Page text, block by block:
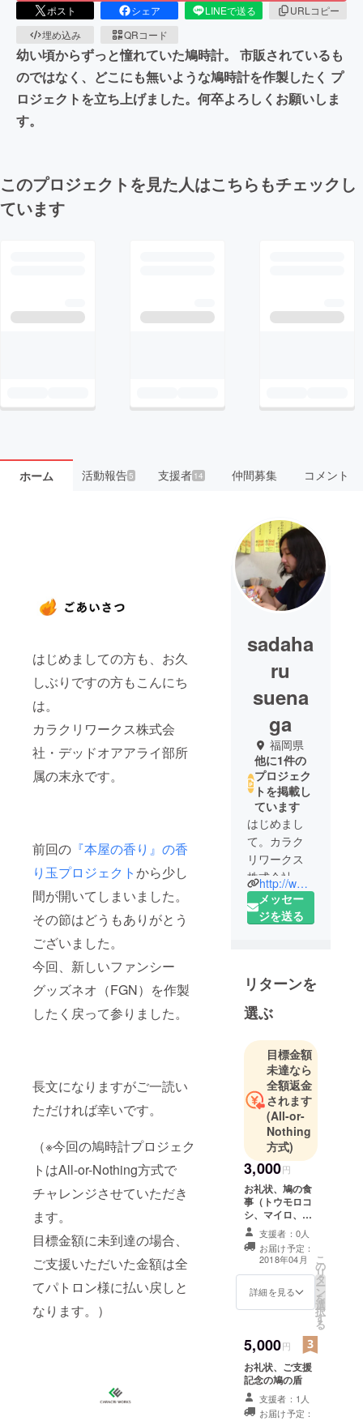
ポスト シェア LINEで送る
URLコピー
埋め込み
QRコード
幼い頃からずっと憧れていた鳩時計。 市販されているも
のではなく、どこにも無いような鳩時計を作製したく プ
ロジェクトを立ち上げました。何卒よろしくお願いしま
す。
このプロジェクトを見た人はこちらもチェックし
ています
ホーム 活動報告5 支援者 14 仲間募集 コメント
はじめましての方も、お久
しぶりですの方もこんにち
は。
カラクリワークス株式会
社・デッドオアアライ部所
属の末永です。
前回の 『本屋の香り』の香
り玉プロジェクトから少し
間が開いてしまいました。
その節はどうもありがとう
ございました。
今回、新しいファンシー
グッズネオ（FGN）を作製
したく戻って参りました。
長文になりますがご一読い
ただければ幸いです。
（※今回の鳩時計プロジェク
トはAll-or-Nothing方式で
チャレンジさせていただき
ます。
目標金額に未到達の場合、
ご支援いただいた金額は全
てパトロン様に払い戻しと
なります。）
sadaha
ru
suena
ga
福岡県
他に1件の
プロジェク
トを掲載し
ています
はじめまし
て。カラク
リワークス
株式会社の
末永禎治で
す。昭和52
しくお願い
します。
http://www.caracri-works.com/
メッセー
ジを送る
リターンを
選ぶ
目標金額
未達なら
全額返金
されます
(All-or-
Nothing
方式)
3,000円
お礼状、鳩の食
事（トウモロコ
シ、マイロ、小
麦、ソバ、大
麦、あさの実、
サフラワー、豆
類）
支援者：0人
お届け予定：
2018年04月
詳細を見る
こ
の
リ
タ
ー
ン
を
選
択
す
る
5,000円
お礼状、ご支援
記念の鳩の盾
支援者：1人
お届け予定：